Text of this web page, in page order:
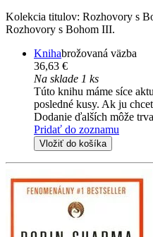
Kolekcia titulov: Rozhovory s
Rozhovory s Bohom III.
Knihabrožovaná väzba
36,63 €
Na sklade 1 ks
Túto knihu máme síce
posledné kusy. Ak ju
Dodanie ďalších môže
Pridať do zoznamu
Vložiť do košíka